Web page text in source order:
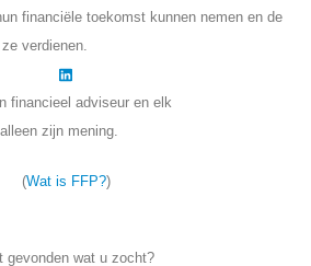
financiële toekomst kunnen nemen en de
verdienen.
financieel adviseur en elk
zijn mening.
(Wat is FFP?)
gevonden wat u zocht?